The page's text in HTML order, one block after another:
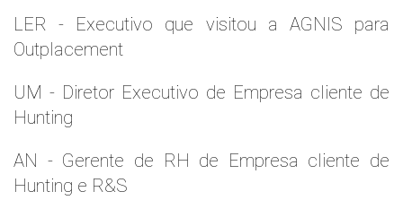
LER - Executivo que visitou a AGNIS para
Outplacement
UM - Diretor Executivo de Empresa cliente de
Hunting
AN - Gerente de RH de Empresa cliente de
Hunting e R&S